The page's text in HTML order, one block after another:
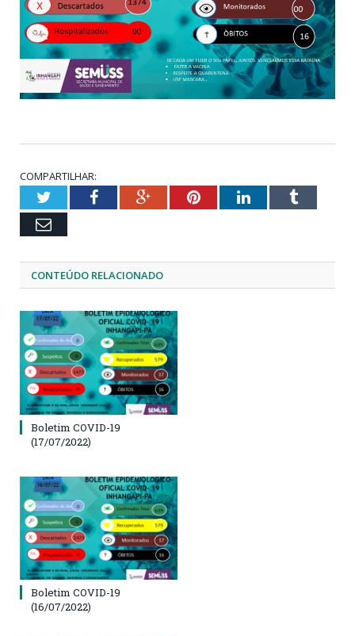
COMPARTILHAR:
TwitterFacebookGoogle+PinterestLinkedInTumblr
Email
CONTEÚDO RELACIONADO
Boletim COVID-19
(17/07/2022)
Boletim COVID-19
(16/07/2022)